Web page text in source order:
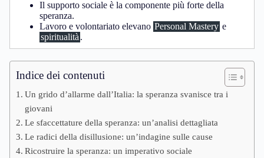
Il supporto sociale è la componente più forte della
speranza.
Lavoro e volontariato elevano Personal Mastery e
spiritualità .
Indice dei contenuti
Un grido d’allarme dall’Italia: la speranza svanisce tra i
giovani
Le sfaccettature della speranza: un’analisi dettagliata
Le radici della disillusione: un’indagine sulle cause
Ricostruire la speranza: un imperativo sociale